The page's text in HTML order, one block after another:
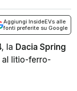
Aggiungi InsideEVs alle
fonti preferite su Google
la Dacia Spring
litio-ferro-